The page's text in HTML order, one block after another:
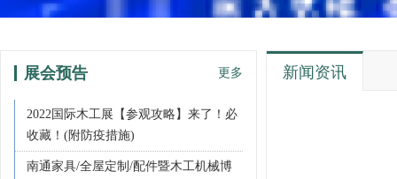
展会预告 更多
2022国际木工展【参观攻略】来了！必
收藏！(附防疫措施)
南通家具/全屋定制/配件暨木工机械博
新闻资讯